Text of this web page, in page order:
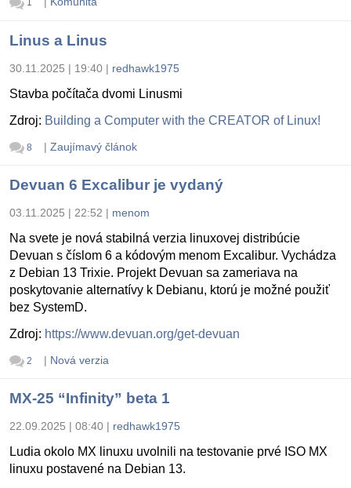
1
Linus a Linus
30.11.2025 | 19:40 | redhawk1975
Stavba počítača dvomi Linusmi
Zdroj: Building a Computer with the CREATOR of Linux!
8 | Zaujímavý článok
Devuan 6 Excalibur je vydaný
03.11.2025 | 22:52 | menom
Na svete je nová stabilná verzia linuxovej distribúcie
Devuan s číslom 6 a kódovým menom Excalibur. Vychádza
z Debian 13 Trixie. Projekt Devuan sa zameriava na
poskytovanie alternatívy k Debianu, ktorú je možné použiť
bez SystemD.
Zdroj: https://www.devuan.org/get-devuan
2 | Nová verzia
MX-25 “Infinity” beta 1
22.09.2025 | 08:40 | redhawk1975
Ludia okolo MX linuxu uvolnili na testovanie prvé ISO MX
linuxu postavené na Debian 13.